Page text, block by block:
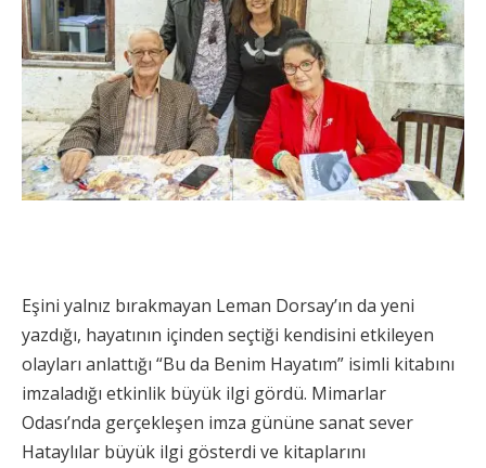
Eşini yalnız bırakmayan Leman Dorsay’ın da yeni
yazdığı, hayatının içinden seçtiği kendisini etkileyen
olayları anlattığı “Bu da Benim Hayatım” isimli kitabını
imzaladığı etkinlik büyük ilgi gördü. Mimarlar
Odası’nda gerçekleşen imza gününe sanat sever
Hataylılar büyük ilgi gösterdi ve kitaplarını